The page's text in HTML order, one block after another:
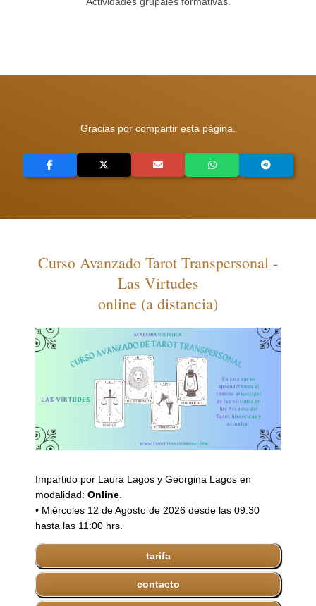
Gracias por compartir esta página.
Curso Avanzado Tarot Transpersonal -
Las Virtudes
online (a distancia)
Impartido por Laura Lagos y Georgina Lagos en
modalidad: Online
• Miércoles 12 de Agosto de 2026 desde las 09:30
hasta las 11:00 hrs.
tarifa
contacto